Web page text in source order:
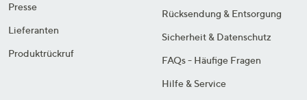
Presse
Lieferanten
Produktrückruf
Rücksendung & Entsorgung
Sicherheit & Datenschutz
FAQs - Häufige Fragen
Hilfe & Service